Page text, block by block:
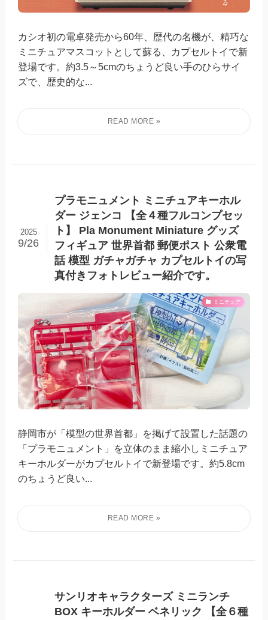
カシオ初の電卓発売から60年、歴代の名機が、精巧な
ミニチュアマスコットとして蘇る、カプセルトイで新
登場です。約3.5～5cmのちょうど良い手のひらサイ
ズで、歴史的な...
プラモニュメント ミニチュアキーホル
ダー ジェンコ 【全４種フルコンプセッ
ト】 Pla Monument Miniature グッズ
フィギュア 世界首都 郵便ポスト 公衆電
話 模型 ガチャガチャ カプセルトイの写
真付きフォトレビュー紹介です。
2025
9/26
ミニチュア
静岡市が「模型の世界首都」を掲げて設置した話題の
「プラモニュメント」を立体のまま縮小しミニチュア
キーホルダーがカプセルトイで新登場です。約5.8cm
のちょうど良い...
サンリオキャラクターズ ミニランチ
BOX キーホルダー ベネリック 【全６種